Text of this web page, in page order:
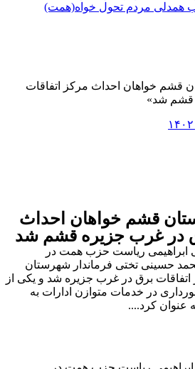
همدلی مردم تحول خواه(همت)
خواهان احداث مرکز اتفاقات
قشم شد
قشم خواهان احداث
در غرب جزیره قشم شد
ریاست حزب همت در
حسینی تختی فرماندار شهرستان
برق در غرب جزیره شد و یکی از
در خدمات متوازن ادارات به
عنوان کرد....